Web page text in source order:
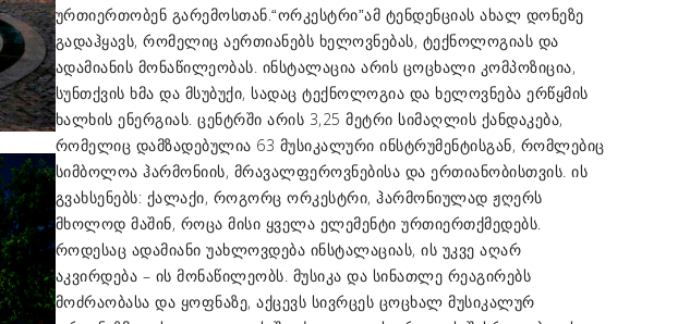
ურთიერთობენ გარემოსთან.“ორკესტრი”ამ ტენდენციას ახალ დონეზე
გადაჰყავს, რომელიც აერთიანებს ხელოვნებას, ტექნოლოგიას და
ადამიანის მონაწილეობას. ინსტალაცია არის ცოცხალი კომპოზიცია,
სუნთქვის ხმა და მსუბუქი, სადაც ტექნოლოგია და ხელოვნება ერწყმის
ხალხის ენერგიას. ცენტრში არის 3,25 მეტრი სიმაღლის ქანდაკება,
რომელიც დამზადებულია 63 მუსიკალური ინსტრუმენტისგან, რომლებიც
სიმბოლოა ჰარმონიის, მრავალფეროვნებისა და ერთიანობისთვის. ის
გვახსენებს: ქალაქი, როგორც ორკესტრი, ჰარმონიულად ჟღერს
მხოლოდ მაშინ, როცა მისი ყველა ელემენტი ურთიერთქმედებს.
როდესაც ადამიანი უახლოვდება ინსტალაციას, ის უკვე აღარ
აკვირდება – ის მონაწილეობს. მუსიკა და სინათლე რეაგირებს
მოძრაობასა და ყოფნაზე, აქცევს სივრცეს ცოცხალ მუსიკალურ